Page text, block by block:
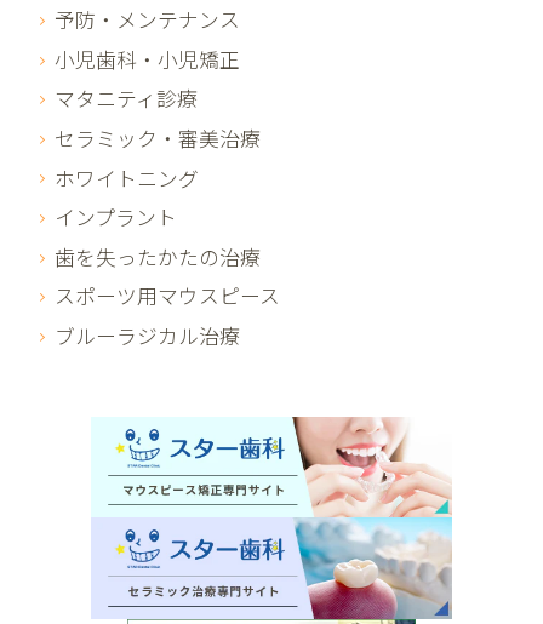
予防・メンテナンス
小児歯科・小児矯正
マタニティ診療
セラミック・審美治療
ホワイトニング
インプラント
歯を失ったかたの治療
スポーツ用マウスピース
ブルーラジカル治療